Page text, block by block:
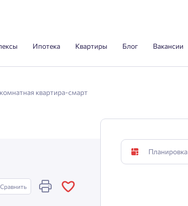
Ипотека Квартиры Блог Вакансии
квартира-смарт
Сравнить
Планировка